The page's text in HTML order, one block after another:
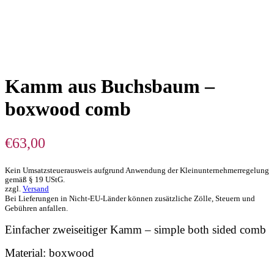
Kamm aus Buchsbaum –
boxwood comb
€63,00
Kein Umsatzsteuerausweis aufgrund Anwendung der Kleinunternehmerregelung
gemäß § 19 UStG.
zzgl. Versand
Bei Lieferungen in Nicht-EU-Länder können zusätzliche Zölle, Steuern und
Gebühren anfallen.
Einfacher zweiseitiger Kamm – simple both sided comb
Material: boxwood